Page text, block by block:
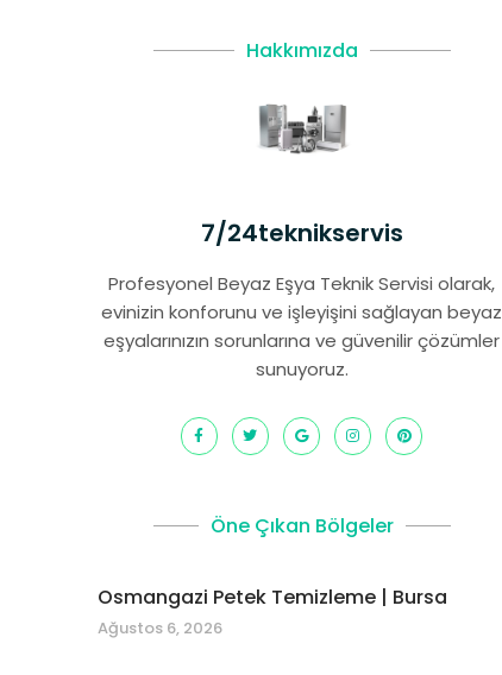
Hakkımızda
7/24teknikservis
Profesyonel Beyaz Eşya Teknik Servisi olarak,
evinizin konforunu ve işleyişini sağlayan beyaz
eşyalarınızın sorunlarına ve güvenilir çözümler
sunuyoruz.
Öne Çıkan Bölgeler
Osmangazi Petek Temizleme | Bursa
Ağustos 6, 2026